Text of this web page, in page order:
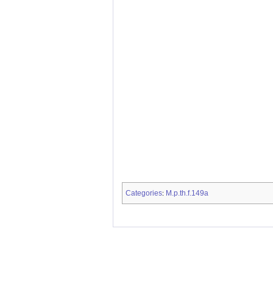
Categories: M.p.th.f.149a